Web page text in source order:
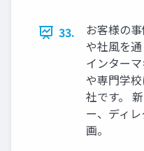
33.
お客様の
や社⾵を
インター
や専⾨学
社です。
ー、ディ
画。